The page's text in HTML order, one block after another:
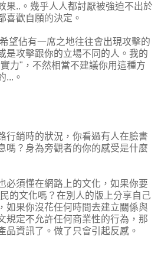
果..。幾乎人人都討厭被強迫不出於
喜歡自願的決定。
望佔有一席之地往往會出現攻擊的
是攻擊跟你的立場不同的人。我的
力"，不然相當不建議你用這種方
...。
行銷時的狀況，你看過有人在臉書
嗎？身為旁觀者的你的感受是什麼
必須懂在網路上的文化，如果你要
的文化嗎？在別人的版上分享自己
如果你沒花任何時間去建立關係與
規定不允許任何商業性的行為，那
品資訊了。做了只會引起反感。